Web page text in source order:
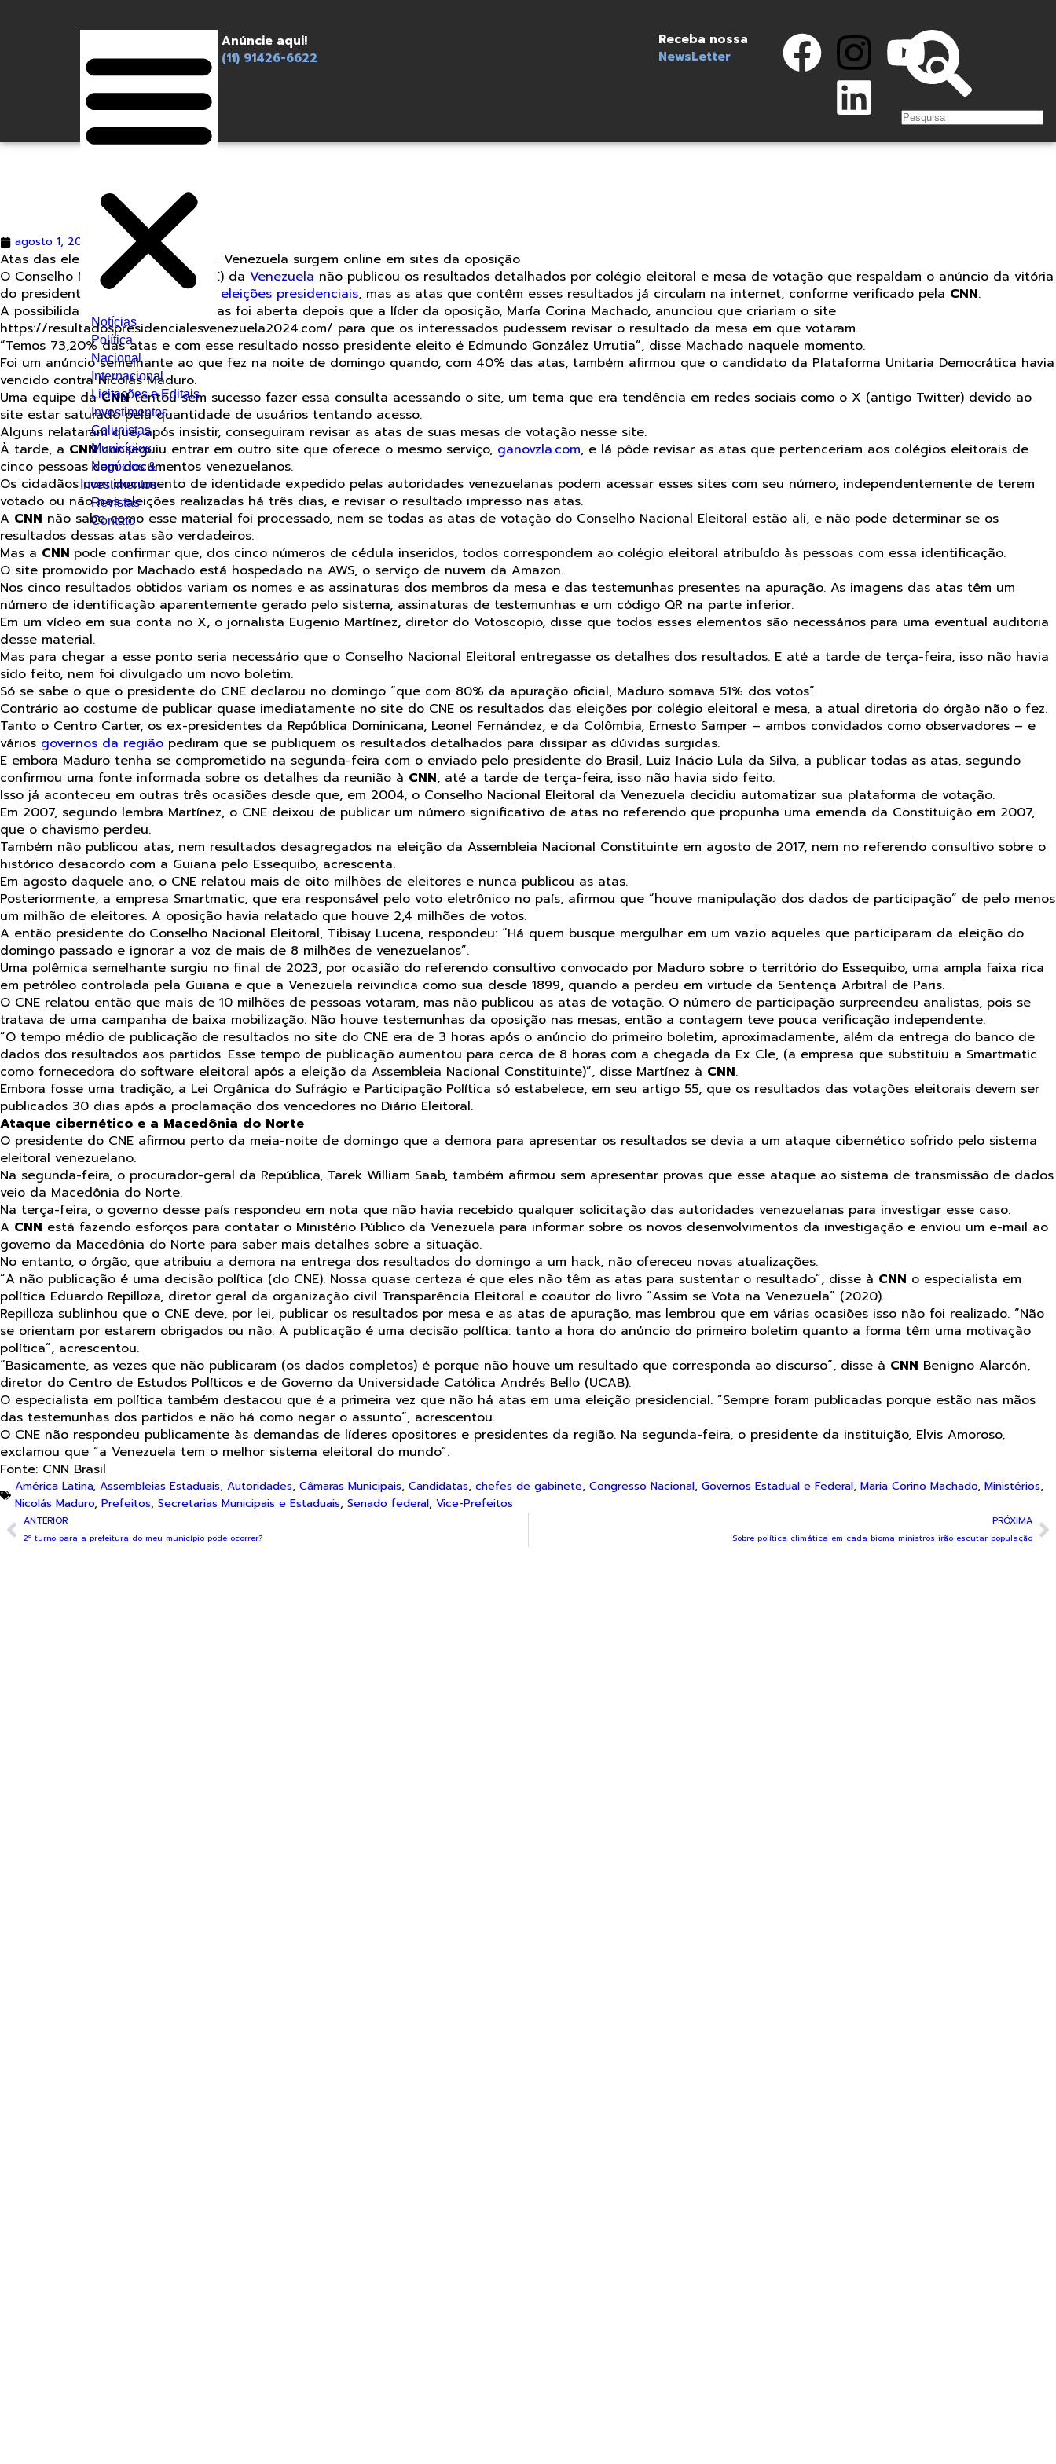
Notícias
Política
Nacional
Internacional
Licitações e Editais
Investimentos
Colunistas
Municípios
Negócios &
Investimentos
Revistas
Contato
Anúncie aqui!
(11) 91426-6622
Receba nossa
NewsLetter
agosto 1, 2024 Redação
Atas das eleições presidenciais da Venezuela surgem online em sites da oposição
O Conselho Nacional Eleitoral (CNE) da Venezuela não publicou os resultados detalhados por colégio eleitoral e mesa de votação que respaldam o anúncio da vitória
do presidente
Nicolás Maduronas eleições presidenciais, mas as atas que contêm esses resultados já circulam na internet, conforme verificado pela CNN.
A possibilidade de consultar as atas foi aberta depois que a líder da oposição, María Corina Machado, anunciou que criariam o site
https://resultadospresidencialesvenezuela2024.com/ para que os interessados pudessem revisar o resultado da mesa em que votaram.
“Temos 73,20% das atas e com esse resultado nosso presidente eleito é Edmundo González Urrutia”, disse Machado naquele momento.
Foi um anúncio semelhante ao que fez na noite de domingo quando, com 40% das atas, também afirmou que o candidato da Plataforma Unitaria Democrática havia
vencido contra Nicolás Maduro.
Uma equipe daCNNtentou sem sucesso fazer essa consulta acessando o site, um tema que era tendência em redes sociais como o X (antigo Twitter) devido ao
site estar saturado pela quantidade de usuários tentando acesso.
Alguns relataram que, após insistir, conseguiram revisar as atas de suas mesas de votação nesse site.
À tarde, a CNNconseguiu entrar em outro site que oferece o mesmo serviço, ganovzla.com, e lá pôde revisar as atas que pertenceriam aos colégios eleitorais de
cinco pessoas com documentos venezuelanos.
Os cidadãos com documento de identidade expedido pelas autoridades venezuelanas podem acessar esses sites com seu número, independentemente de terem
votado ou não nas eleições realizadas há três dias, e revisar o resultado impresso nas atas.
A CNN não sabe como esse material foi processado, nem se todas as atas de votação do Conselho Nacional Eleitoral estão ali, e não pode determinar se os
resultados dessas atas são verdadeiros.
Mas a CNN pode confirmar que, dos cinco números de cédula inseridos, todos correspondem ao colégio eleitoral atribuído às pessoas com essa identificação.
O site promovido por Machado está hospedado na AWS, o serviço de nuvem da Amazon.
Nos cinco resultados obtidos variam os nomes e as assinaturas dos membros da mesa e das testemunhas presentes na apuração. As imagens das atas têm um
número de identificação aparentemente gerado pelo sistema, assinaturas de testemunhas e um código QR na parte inferior.
Em um vídeo em sua conta no X, o jornalista Eugenio Martínez, diretor do Votoscopio, disse que todos esses elementos são necessários para uma eventual auditoria
desse material.
Mas para chegar a esse ponto seria necessário que o Conselho Nacional Eleitoral entregasse os detalhes dos resultados. E até a tarde de terça-feira, isso não havia
sido feito, nem foi divulgado um novo boletim.
Só se sabe o que o presidente do CNE declarou no domingo “que com 80% da apuração oficial, Maduro somava 51% dos votos”.
Contrário ao costume de publicar quase imediatamente no site do CNE os resultados das eleições por colégio eleitoral e mesa, a atual diretoria do órgão não o fez.
Tanto o Centro Carter, os ex-presidentes da República Dominicana, Leonel Fernández, e da Colômbia, Ernesto Samper – ambos convidados como observadores – e
vários governos da região pediram que se publiquem os resultados detalhados para dissipar as dúvidas surgidas.
E embora Maduro tenha se comprometido na segunda-feira com o enviado pelo presidente do Brasil, Luiz Inácio Lula da Silva, a publicar todas as atas, segundo
confirmou uma fonte informada sobre os detalhes da reunião à CNN, até a tarde de terça-feira, isso não havia sido feito.
Isso já aconteceu em outras três ocasiões desde que, em 2004, o Conselho Nacional Eleitoral da Venezuela decidiu automatizar sua plataforma de votação.
Em 2007, segundo lembra Martínez, o CNE deixou de publicar um número significativo de atas no referendo que propunha uma emenda da Constituição em 2007,
que o chavismo perdeu.
Também não publicou atas, nem resultados desagregados na eleição da Assembleia Nacional Constituinte em agosto de 2017, nem no referendo consultivo sobre o
histórico desacordo com a Guiana pelo Essequibo, acrescenta.
Em agosto daquele ano, o CNE relatou mais de oito milhões de eleitores e nunca publicou as atas.
Posteriormente, a empresa Smartmatic, que era responsável pelo voto eletrônico no país, afirmou que “houve manipulação dos dados de participação” de pelo menos
um milhão de eleitores. A oposição havia relatado que houve 2,4 milhões de votos.
A então presidente do Conselho Nacional Eleitoral, Tibisay Lucena, respondeu: “Há quem busque mergulhar em um vazio aqueles que participaram da eleição do
domingo passado e ignorar a voz de mais de 8 milhões de venezuelanos”.
Uma polêmica semelhante surgiu no final de 2023, por ocasião do referendo consultivo convocado por Maduro sobre o território do Essequibo, uma ampla faixa rica
em petróleo controlada pela Guiana e que a Venezuela reivindica como sua desde 1899, quando a perdeu em virtude da Sentença Arbitral de Paris.
O CNE relatou então que mais de 10 milhões de pessoas votaram, mas não publicou as atas de votação. O número de participação surpreendeu analistas, pois se
tratava de uma campanha de baixa mobilização. Não houve testemunhas da oposição nas mesas, então a contagem teve pouca verificação independente.
“O tempo médio de publicação de resultados no site do CNE era de 3 horas após o anúncio do primeiro boletim, aproximadamente, além da entrega do banco de
dados dos resultados aos partidos. Esse tempo de publicação aumentou para cerca de 8 horas com a chegada da Ex Cle, (a empresa que substituiu a Smartmatic
como fornecedora do software eleitoral após a eleição da Assembleia Nacional Constituinte)”, disse Martínez à CNN.
Embora fosse uma tradição, a Lei Orgânica do Sufrágio e Participação Política só estabelece, em seu artigo 55, que os resultados das votações eleitorais devem ser
publicados 30 dias após a proclamação dos vencedores no Diário Eleitoral.
Ataque cibernético e a Macedônia do Norte
O presidente do CNE afirmou perto da meia-noite de domingo que a demora para apresentar os resultados se devia a um ataque cibernético sofrido pelo sistema
eleitoral venezuelano.
Na segunda-feira, o procurador-geral da República, Tarek William Saab, também afirmou sem apresentar provas que esse ataque ao sistema de transmissão de dados
veio da Macedônia do Norte.
Na terça-feira, o governo desse país respondeu em nota que não havia recebido qualquer solicitação das autoridades venezuelanas para investigar esse caso.
A CNN está fazendo esforços para contatar o Ministério Público da Venezuela para informar sobre os novos desenvolvimentos da investigação e enviou um e-mail ao
governo da Macedônia do Norte para saber mais detalhes sobre a situação.
No entanto, o órgão, que atribuiu a demora na entrega dos resultados do domingo a um hack, não ofereceu novas atualizações.
“A não publicação é uma decisão política (do CNE). Nossa quase certeza é que eles não têm as atas para sustentar o resultado”, disse à CNN o especialista em
política Eduardo Repilloza, diretor geral da organização civil Transparência Eleitoral e coautor do livro “Assim se Vota na Venezuela” (2020).
Repilloza sublinhou que o CNE deve, por lei, publicar os resultados por mesa e as atas de apuração, mas lembrou que em várias ocasiões isso não foi realizado. “Não
se orientam por estarem obrigados ou não. A publicação é uma decisão política: tanto a hora do anúncio do primeiro boletim quanto a forma têm uma motivação
política”, acrescentou.
“Basicamente, as vezes que não publicaram (os dados completos) é porque não houve um resultado que corresponda ao discurso”, disse à CNN Benigno Alarcón,
diretor do Centro de Estudos Políticos e de Governo da Universidade Católica Andrés Bello (UCAB).
O especialista em política também destacou que é a primeira vez que não há atas em uma eleição presidencial. “Sempre foram publicadas porque estão nas mãos
das testemunhas dos partidos e não há como negar o assunto”, acrescentou.
O CNE não respondeu publicamente às demandas de líderes opositores e presidentes da região. Na segunda-feira, o presidente da instituição, Elvis Amoroso,
exclamou que “a Venezuela tem o melhor sistema eleitoral do mundo”.
Fonte: CNN Brasil
América Latina, Assembleias Estaduais, Autoridades, Câmaras Municipais, Candidatas, chefes de gabinete, Congresso Nacional, Governos Estadual e Federal, Maria Corino Machado, Ministérios,
Nicolás Maduro, Prefeitos, Secretarias Municipais e Estaduais, Senado federal, Vice-Prefeitos
ANTERIOR
2º turno para a prefeitura do meu município pode ocorrer?
PRÓXIMA
Sobre política climática em cada bioma ministros irão escutar população